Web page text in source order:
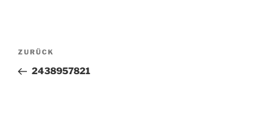
Beitragsnavigation
Vorheriger
Beitrag
ZURÜCK
2438957821